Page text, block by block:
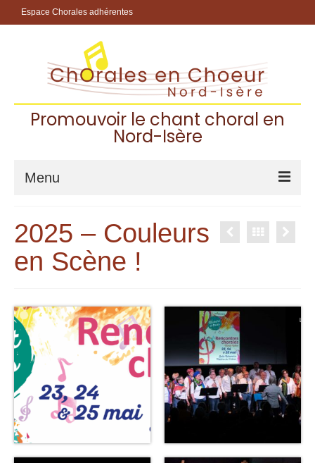
Espace Chorales adhérentes
Promouvoir le chant choral en
Nord-Isère
Menu
Les Chorales Adhérentes
Pourquoi chanter dans une chorale ?
Choisir sa chorale
Les Rencontres Chorales
Les Rencontres Chorales 2027 se préparent !
Les Rencontres depuis 2007
Actualités
Les concerts
2025 – Couleurs
en Scène !